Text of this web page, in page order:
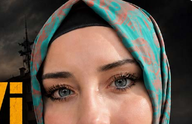
Gerede’de Emniyet
Düğmeye Bastı